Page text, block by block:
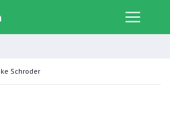
Schroder